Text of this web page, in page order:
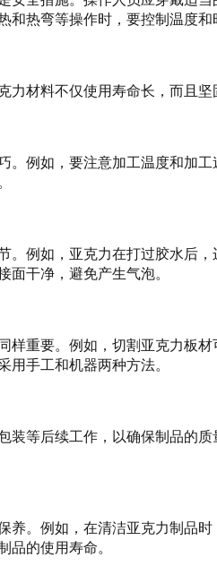
热弯等操作时，要控制温度和
材料不仅使用寿命长，而且
。例如，要注意加工温度和加
。例如，亚克力在打过胶水后
干净，避免产生气泡。
样重要。例如，切割亚克力板
磨亚克力板材可
装等后续工作，以确保制品的
养。例如，在清洁亚克力制品
品的使用寿命。